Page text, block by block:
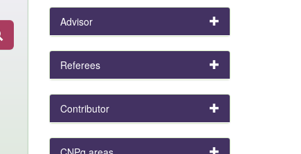
Advisor
Referees
Contributor